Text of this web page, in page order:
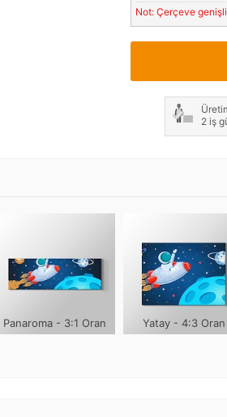
Not: Çerçeve
2 iş
Panaroma - 3:1 Oran Yatay - 4:3 Oran